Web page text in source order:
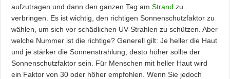
aufzutragen und dann den ganzen Tag amStrand zu
verbringen. Es ist wichtig, den richtigen Sonnenschutzfaktor zu
wählen, um sich vor schädlichen UV-Strahlen zu schützen. Aber
welche Nummer ist die richtige? Generell gilt: Je heller die Haut
und je stärker die Sonnenstrahlung, desto höher sollte der
Sonnenschutzfaktor sein. Für Menschen mit heller Haut wird
ein Faktor von 30 oder höher empfohlen. Wenn Sie jedoch